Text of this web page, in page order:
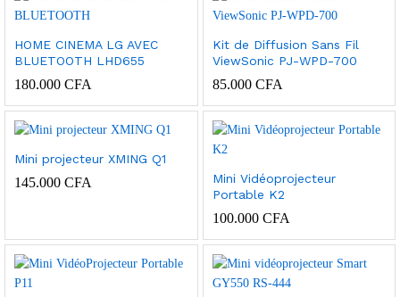
HOME CINEMA LG AVEC
BLUETOOTH LHD655
180.000 CFA
Kit de Diffusion Sans Fil
ViewSonic PJ-WPD-700
85.000 CFA
Mini projecteur XMING Q1
145.000 CFA
Mini Vidéoprojecteur
Portable K2
100.000 CFA